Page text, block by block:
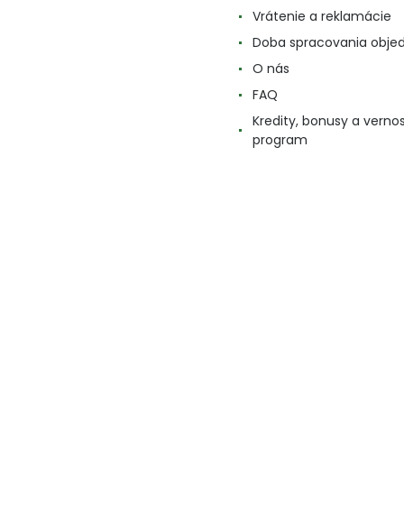
Vrátenie a reklamácie
Doba spracovania
O nás
FAQ
Kredity, bonusy a
program